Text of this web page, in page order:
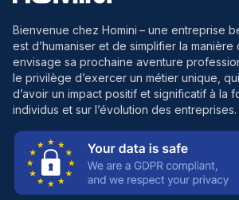
Bienvenue chez Homini – une entreprise
est d’humaniser et de simplifier la manière
envisage sa prochaine aventure
le privilège d’exercer un métier unique,
d’avoir un impact positif et significatif à la
individus et sur l’évolution des entreprises.